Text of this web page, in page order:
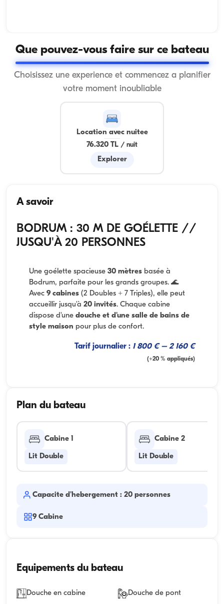
Que pouvez-vous faire sur ce bateau
Choisissez une experience et commencez a planifier
votre moment inoubliable
Location avec nuitee
76.320 TL / nuit
Explorer
A savoir
BODRUM : 30 M DE GOÉLETTE //
JUSQU'À 20 PERSONNES
Une goélette spacieuse 30 mètres basée à
Bodrum, parfaite pour les grands groupes. 🌊
Avec 9 cabines (2 Doubles + 7 Triples), elle peut
accueillir jusqu'à 20 invités. Chaque cabine
dispose d'une douche et d'une salle de bains de
style maison pour plus de confort.
Tarif journalier : 1 800 € – 2 160 €
(+20 % appliqués)
Plan du bateau
Cabine 1
Lit Double
Cabine 2
Lit Double
Capacite d'hebergement : 20 personnes
9 Cabine
Equipements du bateau
Douche en cabine Douche de pont